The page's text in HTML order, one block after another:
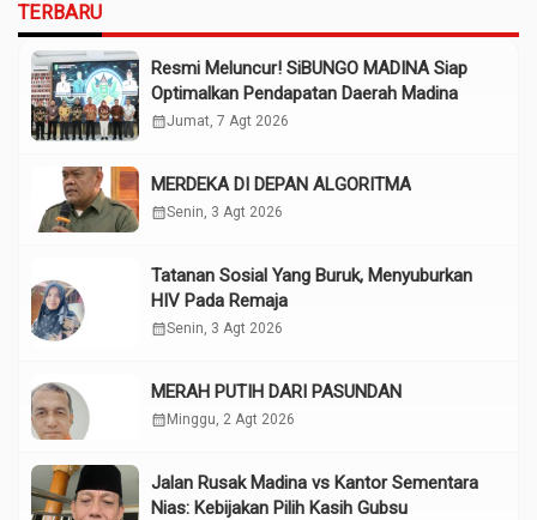
TERBARU
Resmi Meluncur! SiBUNGO MADINA Siap
Optimalkan Pendapatan Daerah Madina
calendar_monthJumat, 7 Agt 2026
MERDEKA DI DEPAN ALGORITMA
calendar_monthSenin, 3 Agt 2026
Tatanan Sosial Yang Buruk, Menyuburkan
HIV Pada Remaja
calendar_monthSenin, 3 Agt 2026
MERAH PUTIH DARI PASUNDAN
calendar_month Minggu, 2 Agt 2026
Jalan Rusak Madina vs Kantor Sementara
Nias: Kebijakan Pilih Kasih Gubsu